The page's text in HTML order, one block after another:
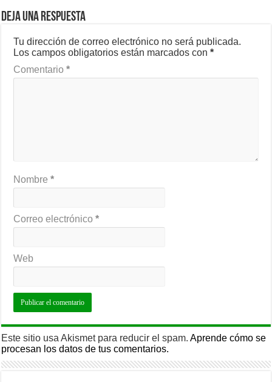
Deja una respuesta
Tu dirección de correo electrónico no será publicada.
Los campos obligatorios están marcados con*
Comentario*
Nombre*
Correo electrónico*
Web
Este sitio usa Akismet para reducir el spam.Aprende cómo se
procesan los datos de tus comentarios.